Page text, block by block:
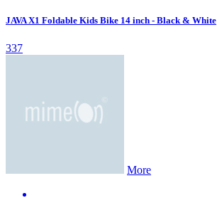
JAVA X1 Foldable Kids Bike 14 inch - Black & White
337
More